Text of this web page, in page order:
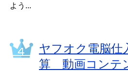
よう...
ヤフオク電脳仕
算 動画コンテ